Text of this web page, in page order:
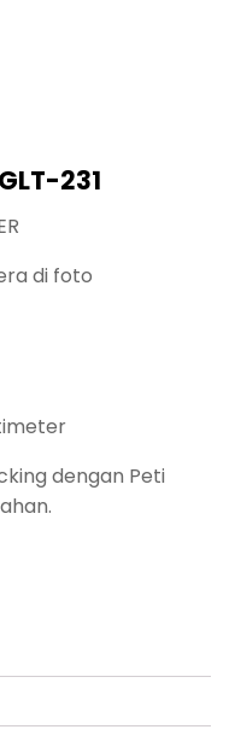
231
di foto
dengan Peti